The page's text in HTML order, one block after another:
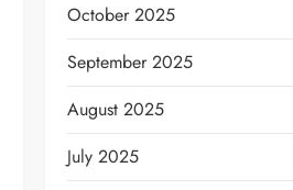
October 2025
September 2025
August 2025
July 2025